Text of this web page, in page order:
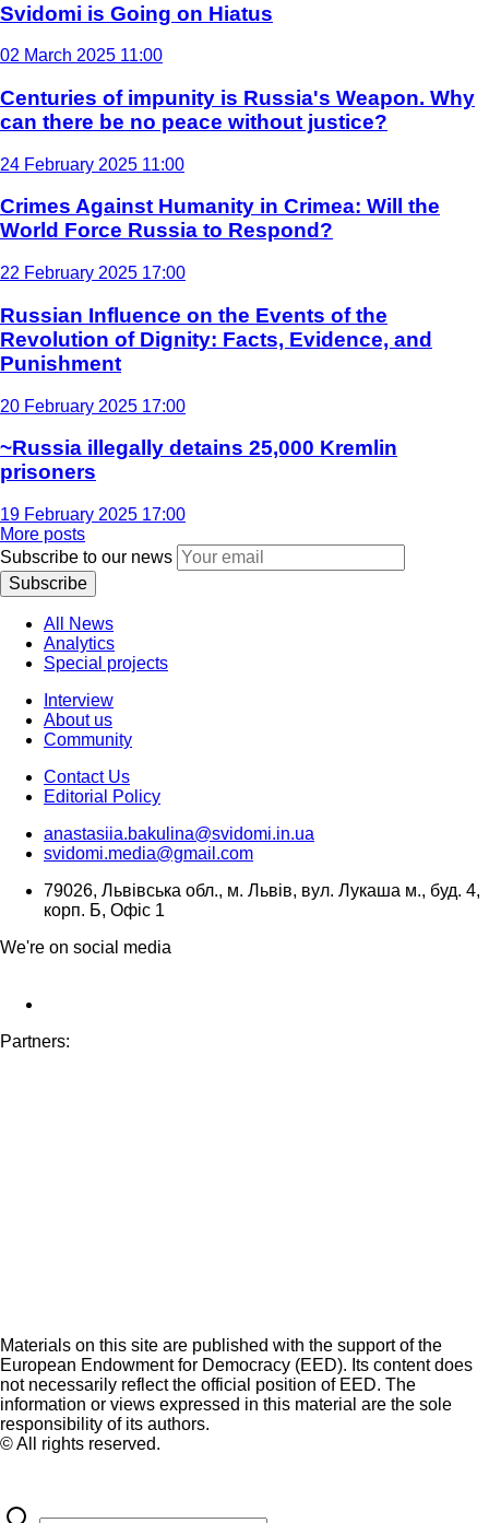
Svidomi is Going on Hiatus
02 March 2025 11:00
Centuries of impunity is Russia's Weapon. Why
can there be no peace without justice?
24 February 2025 11:00
Crimes Against Humanity in Crimea: Will the
World Force Russia to Respond?
22 February 2025 17:00
Russian Influence on the Events of the
Revolution of Dignity: Facts, Evidence, and
Punishment
20 February 2025 17:00
~Russia illegally detains 25,000 Kremlin
prisoners
19 February 2025 17:00
More posts
Subscribe to our news
Subscribe
All News
Analytics
Special projects
Interview
About us
Community
Contact Us
Editorial Policy
anastasiia.bakulina@svidomi.in.ua
svidomi.media@gmail.com
79026, Львівська обл., м. Львів, вул. Лукаша м., буд. 4,
корп. Б, Офіс 1
We're on social media
Partners:
Materials on this site are published with the support of the
European Endowment for Democracy (EED). Its content does
not necessarily reflect the official position of EED. The
information or views expressed in this material are the sole
responsibility of its authors.
© All rights reserved.